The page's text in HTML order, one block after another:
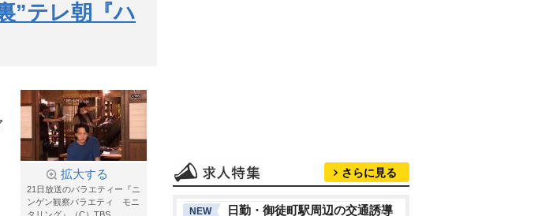
”テレ朝『ハ
拡大する
21日放送のバラエティー『ニ
ンゲン観察バラエティ モニ
さらに見る
NEW
日勤・御徒町駅周辺の交通誘導